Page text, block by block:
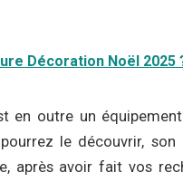
Décoration Noël 2025
en outre un
le découvrir,
après avoir fait vos